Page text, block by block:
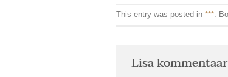
This entry was posted in ***.
Lisa kommentaar